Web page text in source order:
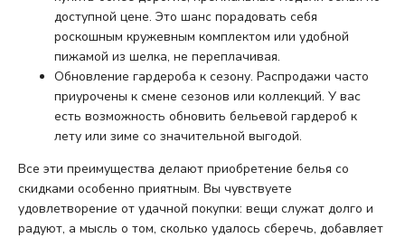
доступной цене. Это шанс порадовать себя
роскошным кружевным комплектом или удобной
пижамой из шелка, не переплачивая.
Обновление гардероба к сезону. Распродажи часто
приурочены к смене сезонов или коллекций. У вас
есть возможность обновить бельевой гардероб к
лету или зиме со значительной выгодой.
Все эти преимущества делают приобретение белья со
скидками особенно приятным. Вы чувствуете
удовлетворение от удачной покупки: вещи служат долго и
радуют, а мысль о том, сколько удалось сберечь, добавляет